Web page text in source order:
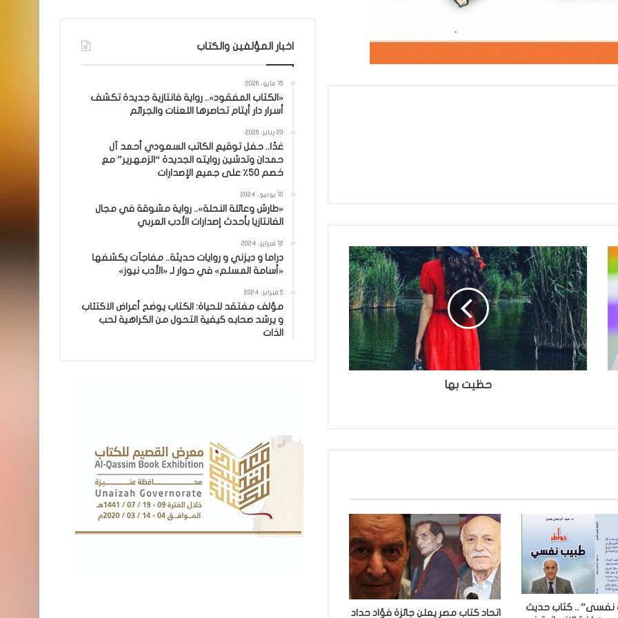
حظيت بها
نفسى” .. كتاب حديث
اتحاد كتاب مصر يعلن جائزة فؤاد حداد
اخبار المؤلفين والكتاب
15 مايو، 2026
«الكتاب المفقود».. رواية فانتازية جديدة تكشف
أسرار دار أيتام تحاصرها اللعنات والجرائم
23 يناير، 2026
غدًا.. حفل توقيع الكاتب السعودي أحمد آل
حمدان وتدشين روايته الجديدة “الزمهرير” مع
خصم 50٪ على جميع الإصدارات
10 يونيو، 2024
«طارش وعائلة النحلة».. رواية مشوقة في مجال
الفانتازيا بأحدث إصدارات الأدب العربي
12 فبراير، 2024
دراما و ديزني و روايات حديثة.. مفاجآت يكشفها
«أسامة المسلم» في حوار لـ «الأدب نيوز»
5 فبراير، 2024
مؤلف مفتقد للحياة: الكتاب يوضح أعراض الاكتئاب
و يرشد صحابه كيفية التحول من الكراهية لحب
الذات